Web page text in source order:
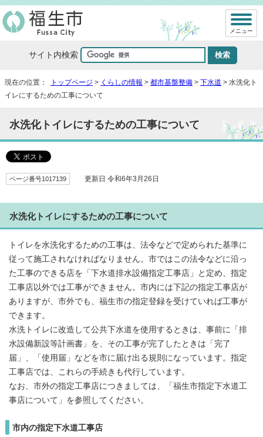
サイト内検索
メニュー
現在の位置： トップページ > くらしの情報 > 都市基盤整備 > 下水道 > 水洗化ト
イレにするための工事について
水洗化トイレにするための工事について
ページ番号1017139 更新日 令和6年3月26日
水洗化トイレにするための工事について
トイレを水洗化するための工事は、法令などで定められた基準に
従って施工されなければなりません。市ではこの法令などに沿っ
た工事のできる店を「下水道排水設備指定工事店」と定め、指定
工事店以外では工事ができません。市内には下記の指定工事店が
ありますが、市外でも、福生市の指定登録を受けていれば工事が
できます。
水洗トイレに改造して公共下水道を使用するときは、事前に「排
水設備新設等計画書」を、その工事が完了したときは「完了
届」、「使用届」などを市に届け出る規則になっています。指定
工事店では、これらの手続きも代行しています。
なお、市外の指定工事店につきましては、「福生市指定下水道工
事店について」を参照してください。
市内の指定下水道工事店